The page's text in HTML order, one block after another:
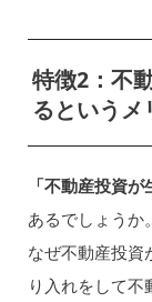
特徴2：不
るというメ
「不動産投資
あるでしょうか。
なぜ不動産投資
り入れをして不